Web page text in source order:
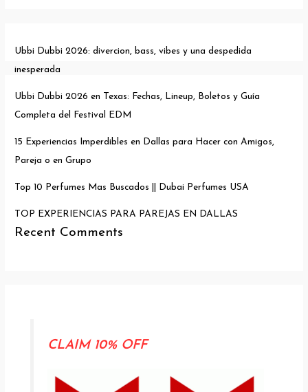
c
h
f
o
Ubbi Dubbi 2026: divercion, bass, vibes y una despedida
inesperada
Ubbi Dubbi 2026 en Texas: Fechas, Lineup, Boletos y Guía
Completa del Festival EDM
15 Experiencias Imperdibles en Dallas para Hacer con Amigos,
Pareja o en Grupo
Top 10 Perfumes Mas Buscados || Dubai Perfumes USA
TOP EXPERIENCIAS PARA PAREJAS EN DALLAS
Recent Comments
CLAIM 10% OFF